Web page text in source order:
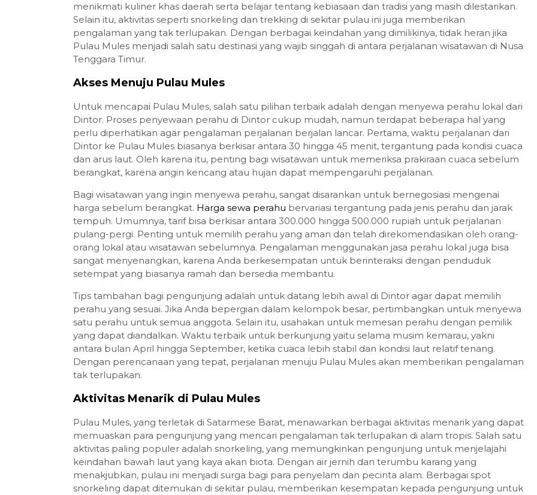
menikmati kuliner khas daerah serta belajar tentang kebiasaan dan tradisi yang masih dilestarikan.
Selain itu, aktivitas seperti snorkeling dan trekking di sekitar pulau ini juga memberikan
pengalaman yang tak terlupakan. Dengan berbagai keindahan yang dimilikinya, tidak heran jika
Pulau Mules menjadi salah satu destinasi yang wajib singgah di antara perjalanan wisatawan di Nusa
Tenggara Timur.
Akses Menuju Pulau Mules
Untuk mencapai Pulau Mules, salah satu pilihan terbaik adalah dengan menyewa perahu lokal dari
Dintor. Proses penyewaan perahu di Dintor cukup mudah, namun terdapat beberapa hal yang
perlu diperhatikan agar pengalaman perjalanan berjalan lancar. Pertama, waktu perjalanan dari
Dintor ke Pulau Mules biasanya berkisar antara 30 hingga 45 menit, tergantung pada kondisi cuaca
dan arus laut. Oleh karena itu, penting bagi wisatawan untuk memeriksa prakiraan cuaca sebelum
berangkat, karena angin kencang atau hujan dapat mempengaruhi perjalanan.
Bagi wisatawan yang ingin menyewa perahu, sangat disarankan untuk bernegosiasi mengenai
harga sebelum berangkat. Harga sewa perahu bervariasi tergantung pada jenis perahu dan jarak
tempuh. Umumnya, tarif bisa berkisar antara 300.000 hingga 500.000 rupiah untuk perjalanan
pulang-pergi. Penting untuk memilih perahu yang aman dan telah direkomendasikan oleh orang-
orang lokal atau wisatawan sebelumnya. Pengalaman menggunakan jasa perahu lokal juga bisa
sangat menyenangkan, karena Anda berkesempatan untuk berinteraksi dengan penduduk
setempat yang biasanya ramah dan bersedia membantu.
Tips tambahan bagi pengunjung adalah untuk datang lebih awal di Dintor agar dapat memilih
perahu yang sesuai. Jika Anda bepergian dalam kelompok besar, pertimbangkan untuk menyewa
satu perahu untuk semua anggota. Selain itu, usahakan untuk memesan perahu dengan pemilik
yang dapat diandalkan. Waktu terbaik untuk berkunjung yaitu selama musim kemarau, yakni
antara bulan April hingga September, ketika cuaca lebih stabil dan kondisi laut relatif tenang.
Dengan perencanaan yang tepat, perjalanan menuju Pulau Mules akan memberikan pengalaman
tak terlupakan.
Aktivitas Menarik di Pulau Mules
Pulau Mules, yang terletak di Satarmese Barat, menawarkan berbagai aktivitas menarik yang dapat
memuaskan para pengunjung yang mencari pengalaman tak terlupakan di alam tropis. Salah satu
aktivitas paling populer adalah snorkeling, yang memungkinkan pengunjung untuk menjelajahi
keindahan bawah laut yang kaya akan biota. Dengan air jernih dan terumbu karang yang
menakjubkan, pulau ini menjadi surga bagi para penyelam dan pecinta alam. Berbagai spot
snorkeling dapat ditemukan di sekitar pulau, memberikan kesempatan kepada pengunjung untuk